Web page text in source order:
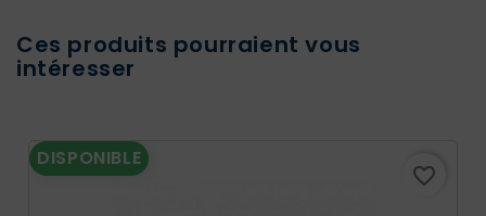
Ces produits pourraient vous
intéresser
DISPONIBLE
favorite_border